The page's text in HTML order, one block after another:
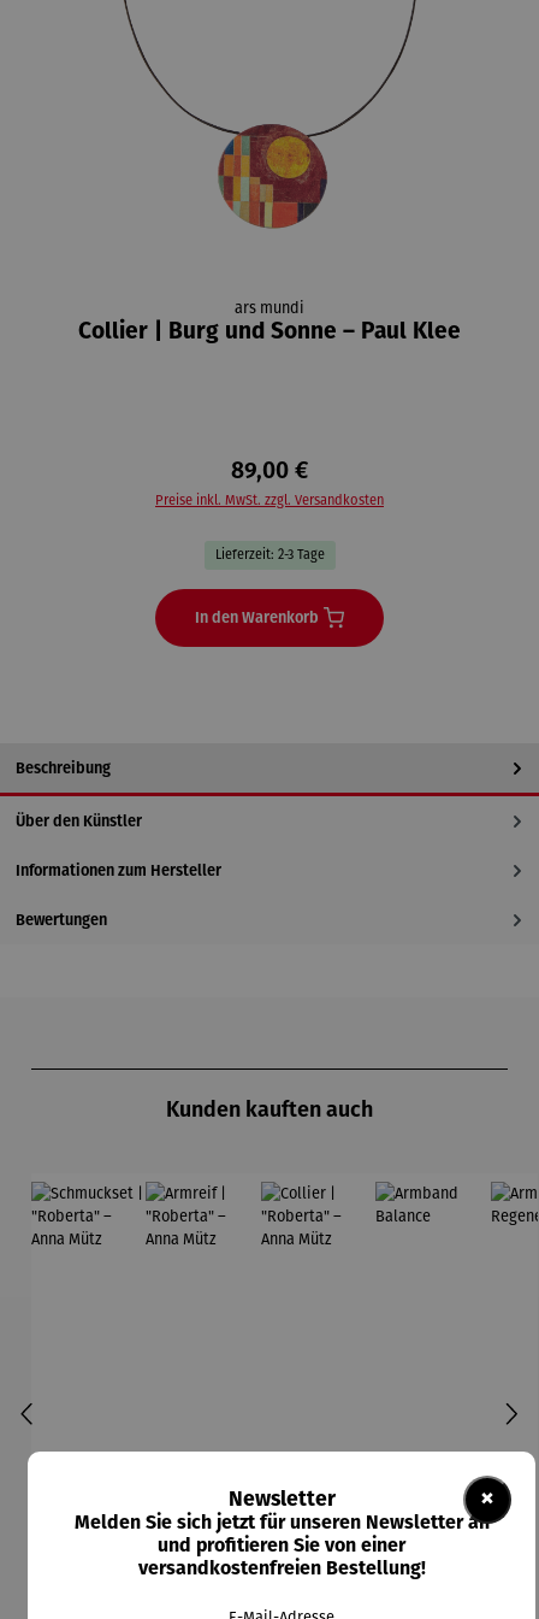
ars mundi
Collier | Burg und Sonne – Paul Klee
89,00 €
Preise inkl. MwSt. zzgl. Versandkosten
Lieferzeit: 2-3 Tage
In den Warenkorb
Beschreibung
Über den Künstler
Informationen zum Hersteller
Bewertungen
Kunden kauften auch
×
Newsletter
Melden Sie sich jetzt für unseren Newsletter an
und profitieren Sie von einer
versandkostenfreien Bestellung!